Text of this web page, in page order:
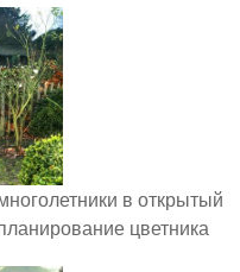
в открытый
цветника